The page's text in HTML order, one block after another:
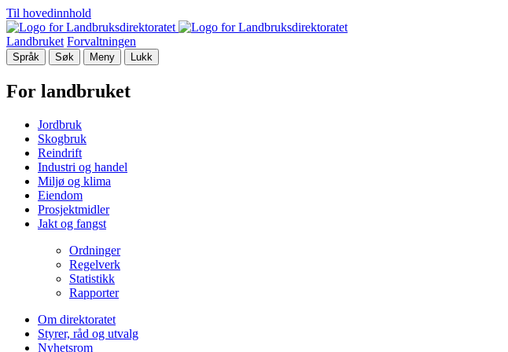
Til hovedinnhold
Landbruket Forvaltningen
Språk Søk Meny Lukk
For landbruket
Jordbruk
Skogbruk
Reindrift
Industri og handel
Miljø og klima
Eiendom
Prosjektmidler
Jakt og fangst
Ordninger
Regelverk
Statistikk
Rapporter
Om direktoratet
Styrer, råd og utvalg
Nyhetsrom